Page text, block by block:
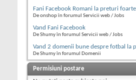
Fani Facebook Romani la preturi
De onshop în forumul Servicii web / Jobs
Vand Fani Facebook
De Shumy în forumul Servicii web / Jobs
Vand 2 domenii bune despre fotbal la
De Shumy în forumul Domenii
Permisiuni postare